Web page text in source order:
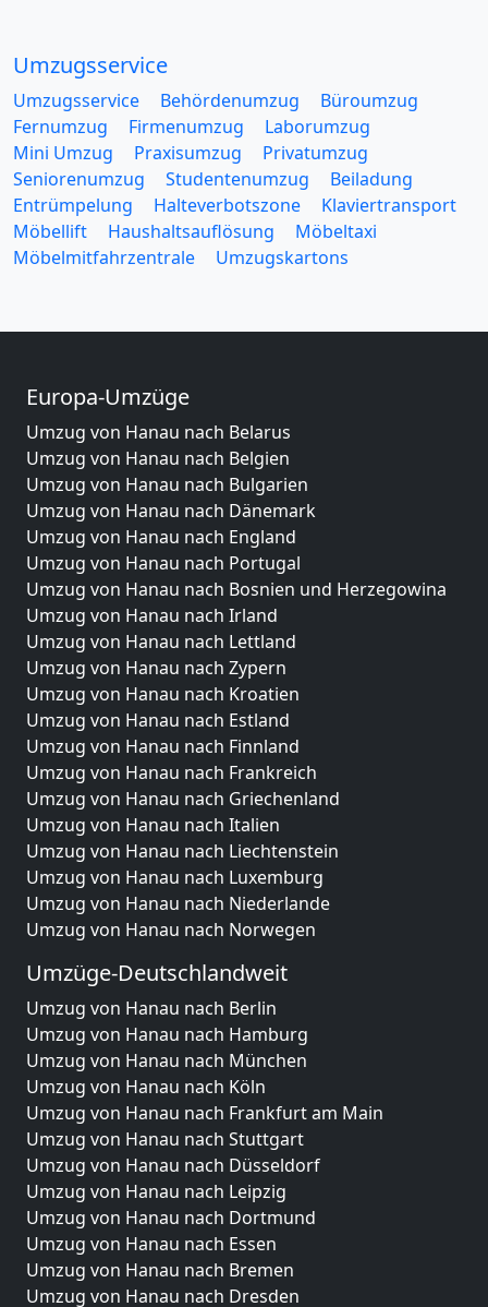
Umzugsservice
Umzugsservice Behördenumzug
Büroumzug
Fernumzug
Firmenumzug
Laborumzug
Mini Umzug
Praxisumzug
Privatumzug
Seniorenumzug
Studentenumzug
Beiladung
Entrümpelung
Halteverbotszone
Klaviertransport
Möbellift
Haushaltsauflösung
Möbeltaxi
Möbelmitfahrzentrale
Umzugskartons
Europa-Umzüge
Umzug von Hanau nach Belarus
Umzug von Hanau nach Belgien
Umzug von Hanau nach Bulgarien
Umzug von Hanau nach Dänemark
Umzug von Hanau nach England
Umzug von Hanau nach Portugal
Umzug von Hanau nach Bosnien und Herzegowina
Umzug von Hanau nach Irland
Umzug von Hanau nach Lettland
Umzug von Hanau nach Zypern
Umzug von Hanau nach Kroatien
Umzug von Hanau nach Estland
Umzug von Hanau nach Finnland
Umzug von Hanau nach Frankreich
Umzug von Hanau nach Griechenland
Umzug von Hanau nach Italien
Umzug von Hanau nach Liechtenstein
Umzug von Hanau nach Luxemburg
Umzug von Hanau nach Niederlande
Umzug von Hanau nach Norwegen
Umzüge-Deutschlandweit
Umzug von Hanau nach Berlin
Umzug von Hanau nach Hamburg
Umzug von Hanau nach München
Umzug von Hanau nach Köln
Umzug von Hanau nach Frankfurt am Main
Umzug von Hanau nach Stuttgart
Umzug von Hanau nach Düsseldorf
Umzug von Hanau nach Leipzig
Umzug von Hanau nach Dortmund
Umzug von Hanau nach Essen
Umzug von Hanau nach Bremen
Umzug von Hanau nach Dresden